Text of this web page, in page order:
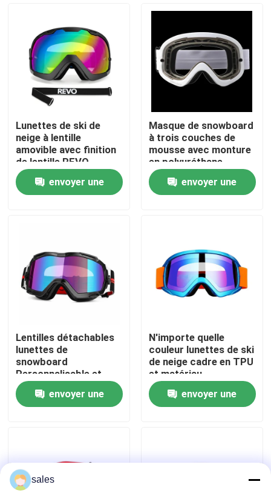
Maison
Des produits
Visite d'usine
Contactez-nous
Nouvelles
Cas
Demandez une citation
Lunettes de verres de sûreté
Lunettes de ski de
neige à lentille
amovible avec finition
de lentille REVO
complète et sangle
amovibleenvoyer une
Masque de snowboard
à trois couches de
mousse avec monture
en polyuréthane
thermoplastique pour
une protection
durable
envoyer une
Lentilles détachables
lunettes de
snowboard
Personnalisable et
performance
imbattableenvoyer une
N'importe quelle
couleur lunettes de ski
de neige cadre en TPU
et matériau
thermoplastique en
polyuréthane pour les
activités de plein air
envoyer une
sales